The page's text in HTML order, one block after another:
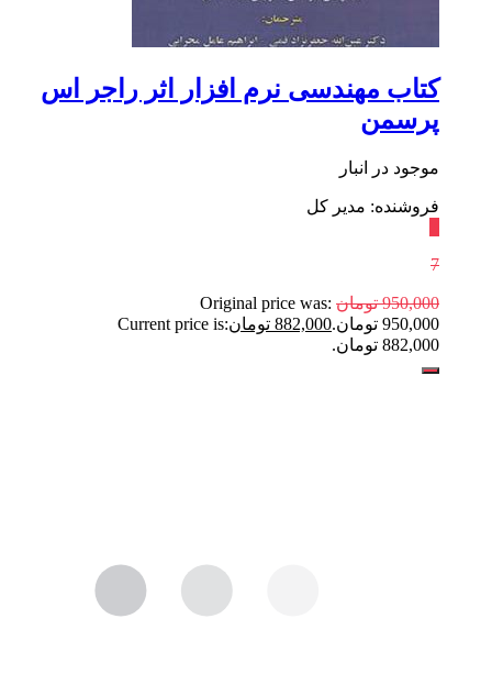
کتاب مهندسی نرم افزار اثر راجر اس
پرسمن
موجود در انبار
فروشنده: مدیر کل
7
950,000 تومان Original price was:
950,000 تومان.
882,000 تومانCurrent price is:
882,000 تومان.